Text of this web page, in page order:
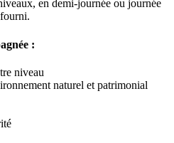
en demi-journée ou journée
:
niveau
naturel et patrimonial